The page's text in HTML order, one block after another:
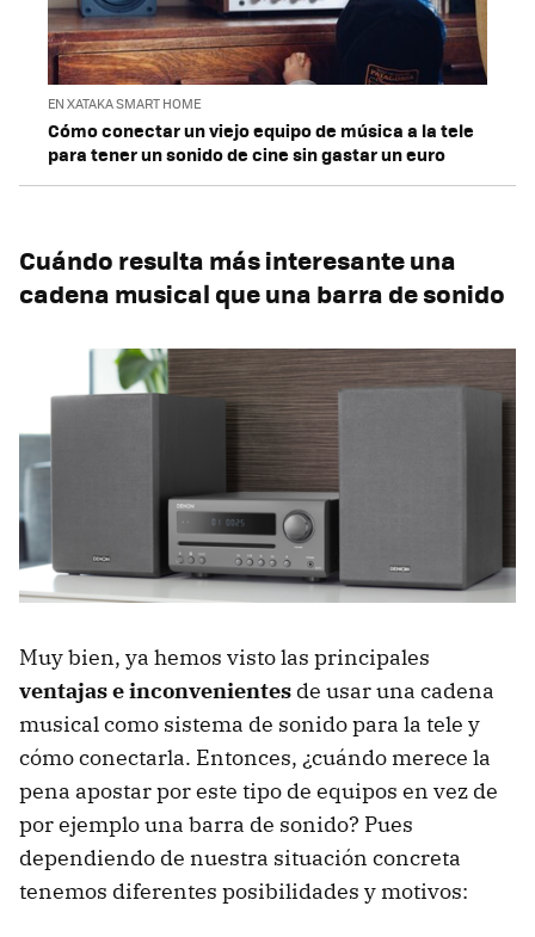
EN XATAKA SMART HOME
Cómo conectar un viejo equipo de música a la tele
para tener un sonido de cine sin gastar un euro
Cuándo resulta más interesante una
cadena musical que una barra de sonido
Muy bien, ya hemos visto las principales
ventajas e inconvenientes de usar una cadena
musical como sistema de sonido para la tele y
cómo conectarla. Entonces, ¿cuándo merece la
pena apostar por este tipo de equipos en vez de
por ejemplo una barra de sonido? Pues
dependiendo de nuestra situación concreta
tenemos diferentes posibilidades y motivos: